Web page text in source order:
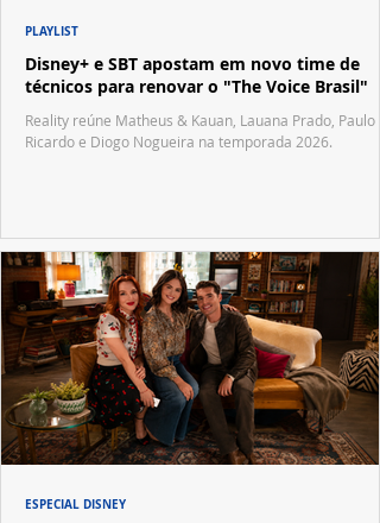
Disney+ e SBT apostam em novo time de
técnicos para renovar o "The Voice Brasil"
Reality reúne Matheus & Kauan, Lauana Prado, Paulo
Ricardo e Diogo Nogueira na temporada 2026.
PLAYLIST
ESPECIAL DISNEY